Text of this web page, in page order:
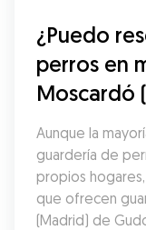
¿Puedo
perros en
Moscardó
Aunque la
guardería de
propios
que ofrecen
(Madrid) de